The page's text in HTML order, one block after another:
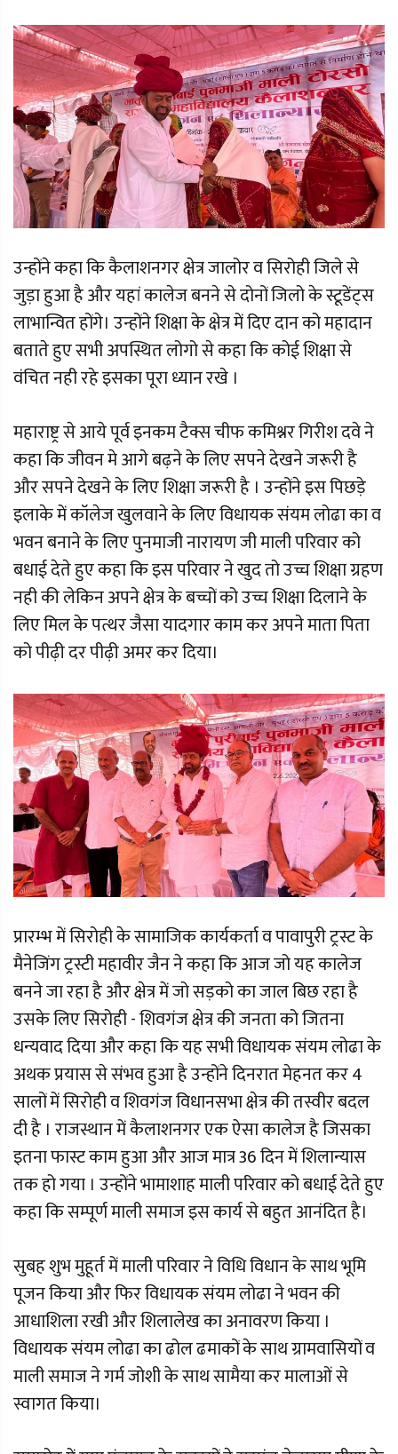
उन्होंने कहा कि कैलाशनगर क्षेत्र जालोर व सिरोही जिले से
जुड़ा हुआ है और यहां कालेज बनने से दोनों जिलो के स्टूडेंट्स
लाभान्वित होंगे। उन्होंने शिक्षा के क्षेत्र में दिए दान को महादान
बताते हुए सभी अपस्थित लोगो से कहा कि कोई शिक्षा से
वंचित नही रहे इसका पूरा ध्यान रखे ।
महाराष्ट्र से आये पूर्व इनकम टैक्स चीफ कमिश्नर गिरीश दवे ने
कहा कि जीवन मे आगे बढ़ने के लिए सपने देखने जरूरी है
और सपने देखने के लिए शिक्षा जरूरी है । उन्होंने इस पिछड़े
इलाके में कॉलेज खुलवाने के लिए विधायक संयम लोढा का व
भवन बनाने के लिए पुनमाजी नारायण जी माली परिवार को
बधाई देते हुए कहा कि इस परिवार ने खुद तो उच्च शिक्षा ग्रहण
नही की लेकिन अपने क्षेत्र के बच्चों को उच्च शिक्षा दिलाने के
लिए मिल के पत्थर जैसा यादगार काम कर अपने माता पिता
को पीढ़ी दर पीढ़ी अमर कर दिया।
प्रारम्भ में सिरोही के सामाजिक कार्यकर्ता व पावापुरी ट्रस्ट के
मैनेजिंग ट्रस्टी महावीर जैन ने कहा कि आज जो यह कालेज
बनने जा रहा है और क्षेत्र में जो सड़को का जाल बिछ रहा है
उसके लिए सिरोही - शिवगंज क्षेत्र की जनता को जितना
धन्यवाद दिया और कहा कि यह सभी विधायक संयम लोढा के
अथक प्रयास से संभव हुआ है उन्होंने दिनरात मेहनत कर 4
सालों में सिरोही व शिवगंज विधानसभा क्षेत्र की तस्वीर बदल
दी है । राजस्थान में कैलाशनगर एक ऐसा कालेज है जिसका
इतना फास्ट काम हुआ और आज मात्र 36 दिन में शिलान्यास
तक हो गया । उन्होंने भामाशाह माली परिवार को बधाई देते हुए
कहा कि सम्पूर्ण माली समाज इस कार्य से बहुत आनंदित है।
सुबह शुभ मुहूर्त में माली परिवार ने विधि विधान के साथ भूमि
पूजन किया और फिर विधायक संयम लोढा ने भवन की
आधाशिला रखी और शिलालेख का अनावरण किया ।
विधायक संयम लोढा का ढोल ढमाकों के साथ ग्रामवासियों व
माली समाज ने गर्म जोशी के साथ सामैया कर मालाओं से
स्वागत किया।